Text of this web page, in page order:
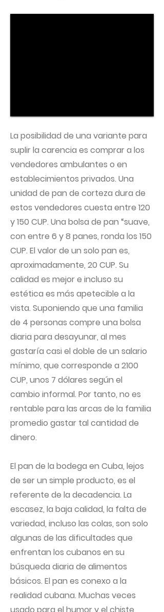
La posibilidad de una variante para
suplir la carencia es comprar a los
vendedores ambulantes o en
establecimientos privados. Una
unidad de pan de corteza dura de
estos vendedores cuesta entre 120
y 150 CUP. Una bolsa de pan “suave,
con entre 6 y 8 panes, ronda los 150
CUP. El valor de un solo pan es,
aproximadamente, 20 CUP. Su
calidad es mejor e incluso su
estética es más apetecible a la
vista. Suponiendo que una familia
de 4 personas compre una bolsa
diaria para desayunar, al mes
gastaría casi el doble de un salario
mínimo, que corresponde a 2100
CUP, unos 7 dólares según el
cambio informal. Por tanto, no es
rentable para las arcas de la familia
promedio gastar tal cantidad de
dinero.
El pan de la bodega en Cuba, lejos
de ser un simple producto, es el
referente de la decadencia. La
escasez, la baja calidad, la falta de
variedad, incluso las colas, son solo
algunas de las dificultades que
enfrentan los cubanos en su
búsqueda diaria de alimentos
básicos. El pan es conexo a la
realidad cubana. Muchas veces